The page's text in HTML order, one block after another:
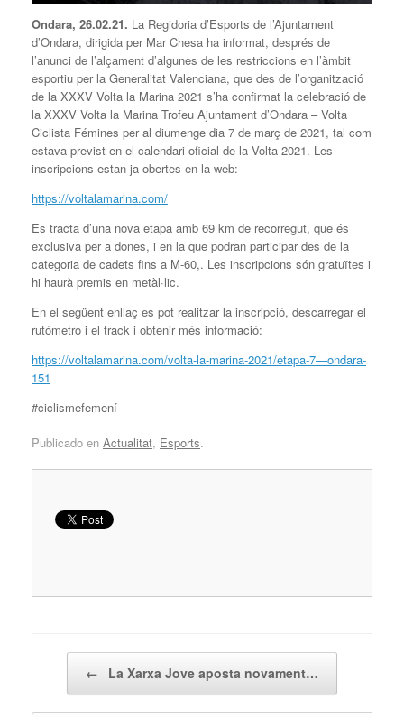
Ondara, 26.02.21. La Regidoria d’Esports de l’Ajuntament
d’Ondara, dirigida per Mar Chesa ha informat, després de
l’anunci de l’alçament d’algunes de les restriccions en l’àmbit
esportiu per la Generalitat Valenciana, que des de l’organització
de la XXXV Volta la Marina 2021 s’ha confirmat la celebració de
la XXXV Volta la Marina Trofeu Ajuntament d’Ondara – Volta
Ciclista Fémines per al diumenge dia 7 de març de 2021, tal com
estava previst en el calendari oficial de la Volta 2021. Les
inscripcions estan ja obertes en la web:
https://voltalamarina.com/
Es tracta d’una nova etapa amb 69 km de recorregut, que és
exclusiva per a dones, i en la que podran participar des de la
categoria de cadets fins a M-60,. Les inscripcions són gratuïtes i
hi haurà premis en metàl·lic.
En el següent enllaç es pot realitzar la inscripció, descarregar el
rutómetro i el track i obtenir més informació:
https://voltalamarina.com/volta-la-marina-2021/etapa-7—ondara-
151
#ciclismefemení
Publicado en Actualitat, Esports.
← La Xarxa Jove aposta novament…